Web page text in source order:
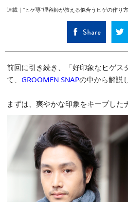
連載｜“ヒゲ専”理容師が教える似合うヒゲの作り
前回に引き続き、「好印象なヒゲス
て、 GROOMEN SNAPの中から解説
まずは、爽やかな印象をキープした